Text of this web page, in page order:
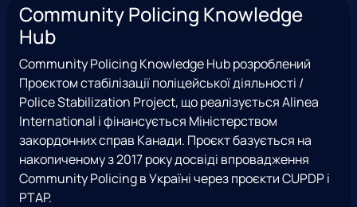
s
a
g
a
m
c
e
b
o
o
k
e
T
w
i
t
t
e
r
u
u
b
e
Community Policing Knowledge
Hub
Community Policing Knowledge Hub розроблений
Проєктом стабілізації поліцейської діяльності /
Police Stabilization Project, що реалізується Alinea
International і фінансується Міністерством
закордонних справ Канади. Проєкт базується на
накопиченому з 2017 року досвіді впровадження
Community Policing в Україні через проєкти CUPDP і
PTAP.